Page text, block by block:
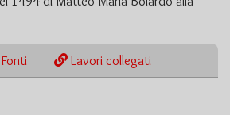
Fonti Lavori collegati